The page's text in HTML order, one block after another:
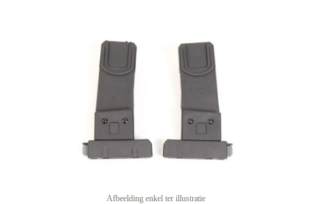
Afbeelding enkel ter illustratie